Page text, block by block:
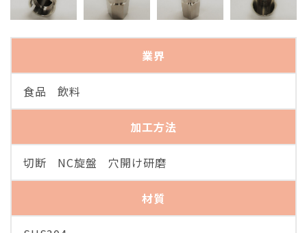
業界
食品 飲料
加工方法
切断 NC旋盤 穴開け研磨
材質